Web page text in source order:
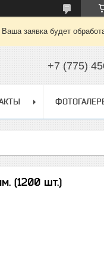
заявка будет
+7 (775)
(1200 шт.)